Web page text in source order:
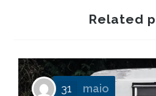
Related
31 maio